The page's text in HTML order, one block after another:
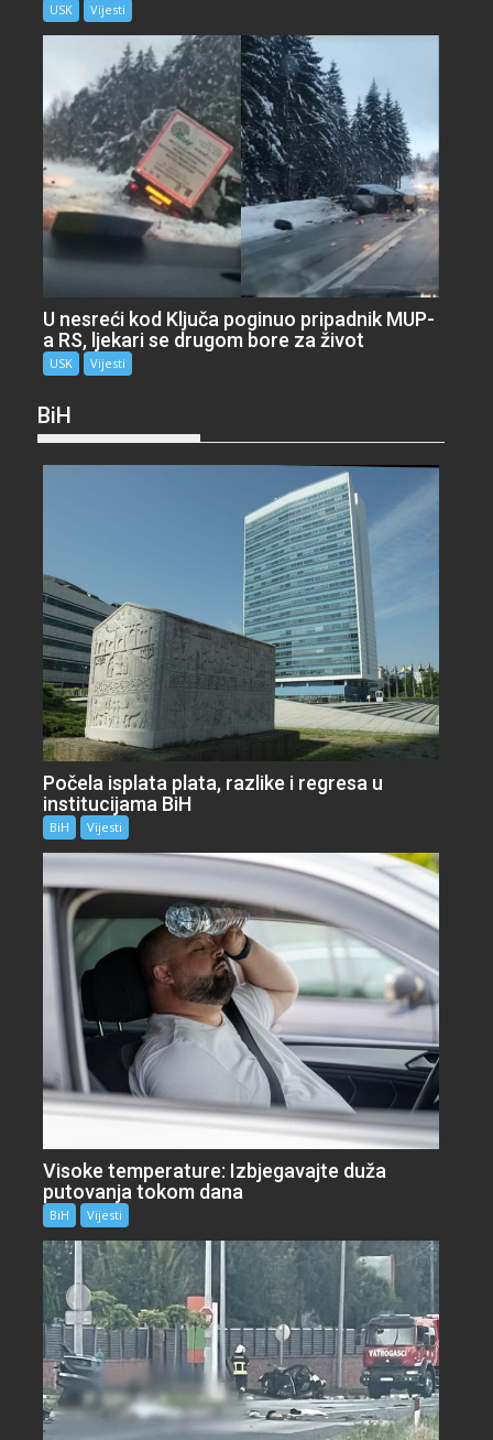
USK Vijesti
U nesreći kod Ključa poginuo pripadnik MUP-
a RS, ljekari se drugom bore za život
USK Vijesti
BiH
Počela isplata plata, razlike i regresa u
institucijama BiH
BiH Vijesti
Visoke temperature: Izbjegavajte duža
putovanja tokom dana
BiH Vijesti